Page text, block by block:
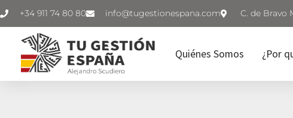
+34 911 74 80 80 C. de Bravo
Quiénes Somos ¿Por